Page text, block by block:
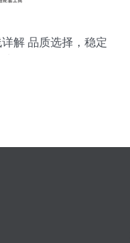
解 品质选择，稳定